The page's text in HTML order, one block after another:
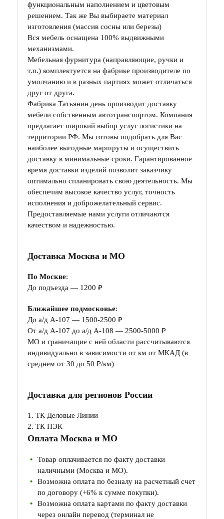
функциональным наполнением и цветовым
решением. Так же Вы выбираете материал
изготовления (массив сосны или березы)
Вся мебель оснащена 100% выдвижными
механизмами.
Мебельная фурнитура (направляющие, ручки и
т.п.) комплектуется на фабрике производителе по
умолчанию и в разных партиях может отличаться
друг от друга.
Фабрика Татьянин день производит доставку
мебели собственным автотранспортом. Компания
предлагает широкий выбор услуг логистики на
территории РФ. Мы готовы подобрать для Вас
наиболее выгодные маршруты и осуществить
доставку в минимальные сроки. Гарантированное
время доставки изделий позволит заказчику
оптимально спланировать свою деятельность. Мы
обеспечим высокое качество услуг, точность
исполнения и доброжелательный сервис.
Предоставляемые нами услуги отличаются
качеством и надежностью.
Доставка Москва и МО
По Москве:
До подъезда — 1200 ₽
Ближайшее подмосковье:
До а/д А-107 — 1500-2500 ₽
От а/д А-107 до а/д А-108 — 2500-5000 ₽
МО и граничащие с ней области рассчитываются
индивидуально в зависимости от км от МКАД (в
среднем от 30 до 50 ₽/км)
Доставка для регионов России
1. ТК Деловые Линии
2. ТК ПЭК
Оплата Москва и МО
Товар оплачивается по факту доставки
наличными (Москва и МО).
Возможна оплата по безналу на расчетный счет
по договору (+6% к сумме покупки).
Возможна оплата картами по факту доставки
через онлайн перевод (терминал не